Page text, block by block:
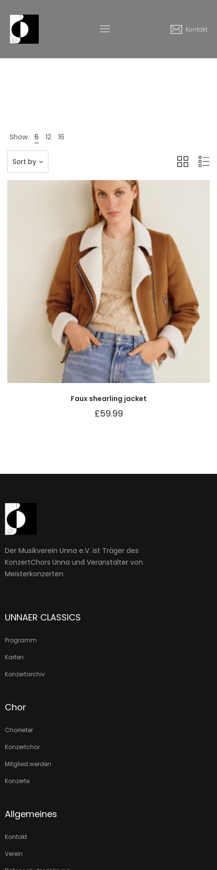
Kontakt
Show 6 12 16
Sort by
Faux shearling jacket
£59.99
Der Musikverein Unna e.V. ist Träger des
KonzertChors Unna und Veranstalter von
Meisterkonzerten
UNNAER CLASSICS
Programm
Karten
Konzertarchiv
Chor
Chorleiter
Konzertchor
Mitglied werden
Konzerte
Allgemeines
Kontakt
Verein